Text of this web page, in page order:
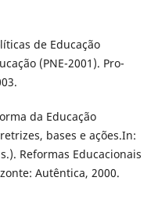
de Educação
(PNE-2001). Pro-
da Educação
bases e ações.In:
Reformas Educacionais
Autêntica, 2000.